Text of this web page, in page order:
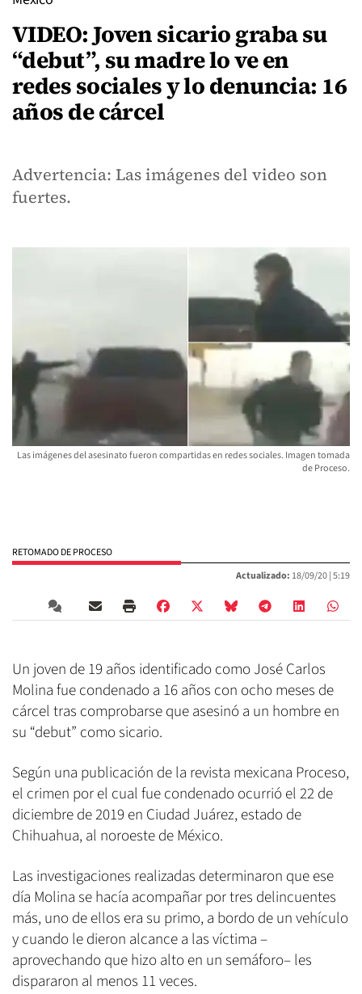
VIDEO: Joven sicario graba su
“debut”, su madre lo ve en
redes sociales y lo denuncia: 16
años de cárcel
Advertencia: Las imágenes del video son
fuertes.
Las imágenes del asesinato fueron compartidas en redes sociales. Imagen tomada
de Proceso.
RETOMADO DE PROCESO
Actualizado: 18/09/20 |5:19
Un joven de 19 años identificado como José Carlos
Molina fue condenado a 16 años con ocho meses de
cárcel tras comprobarse que asesinó a un hombre en
su “debut” como sicario.
Según una publicación de la revista mexicana Proceso,
el crimen por el cual fue condenado ocurrió el 22 de
diciembre de 2019 en Ciudad Juárez, estado de
Chihuahua, al noroeste de México.
Las investigaciones realizadas determinaron que ese
día Molina se hacía acompañar por tres delincuentes
más, uno de ellos era su primo, a bordo de un vehículo
y cuando le dieron alcance a las víctima –
aprovechando que hizo alto en un semáforo– les
dispararon al menos 11 veces.